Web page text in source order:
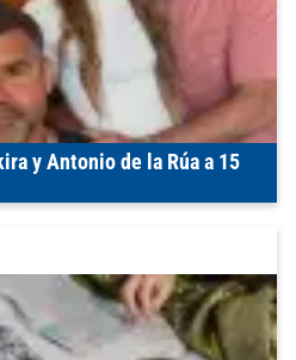
y Antonio de la Rúa a 15